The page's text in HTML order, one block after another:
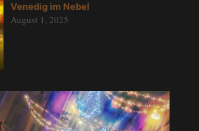
Venedig im Nebel
August 1, 2025